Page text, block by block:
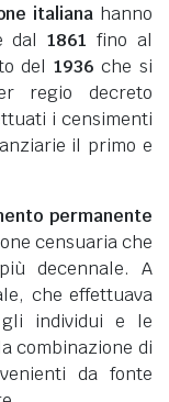
italiana hanno
dal1861 fino al
del 1936 che si
regio decreto
i censimenti
il primo e
permanente
censuaria che
decennale. A
che effettuava
individui e le
combinazione di
da fonte